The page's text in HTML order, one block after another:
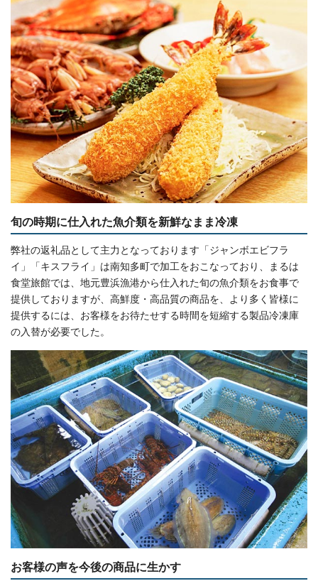
旬の時期に仕入れた魚介類を新鮮なまま冷凍
弊社の返礼品として主力となっております「ジャンボエビフラ
イ」「キスフライ」は南知多町で加工をおこなっており、まるは
食堂旅館では、地元豊浜漁港から仕入れた旬の魚介類をお食事で
提供しておりますが、高鮮度・高品質の商品を、より多く皆様に
提供するには、お客様をお待たせする時間を短縮する製品冷凍庫
の入替が必要でした。
お客様の声を今後の商品に生かす